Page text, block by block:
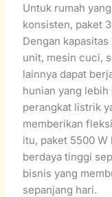
Untuk rumah
konsisten, paket
Dengan
unit, mesin cuci,
lainnya dapat
hunian yang
perangkat listrik
memberikan
itu, paket 5500 W
berdaya tinggi
bisnis yang
sepanjang hari.